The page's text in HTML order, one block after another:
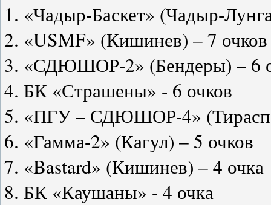
1. «Чадыр-Баскет» (Чадыр-
2. «USMF» (Кишинев) – 7 очков
3. «СДЮШОР-2» (Бендеры) – 6
4. БК «Страшены» - 6 очков
5. «ПГУ – СДЮШОР-4»
6. «Гамма-2» (Кагул) – 5 очков
7. «Bastard» (Кишинев) – 4 очка
8. БК «Каушаны» - 4 очка